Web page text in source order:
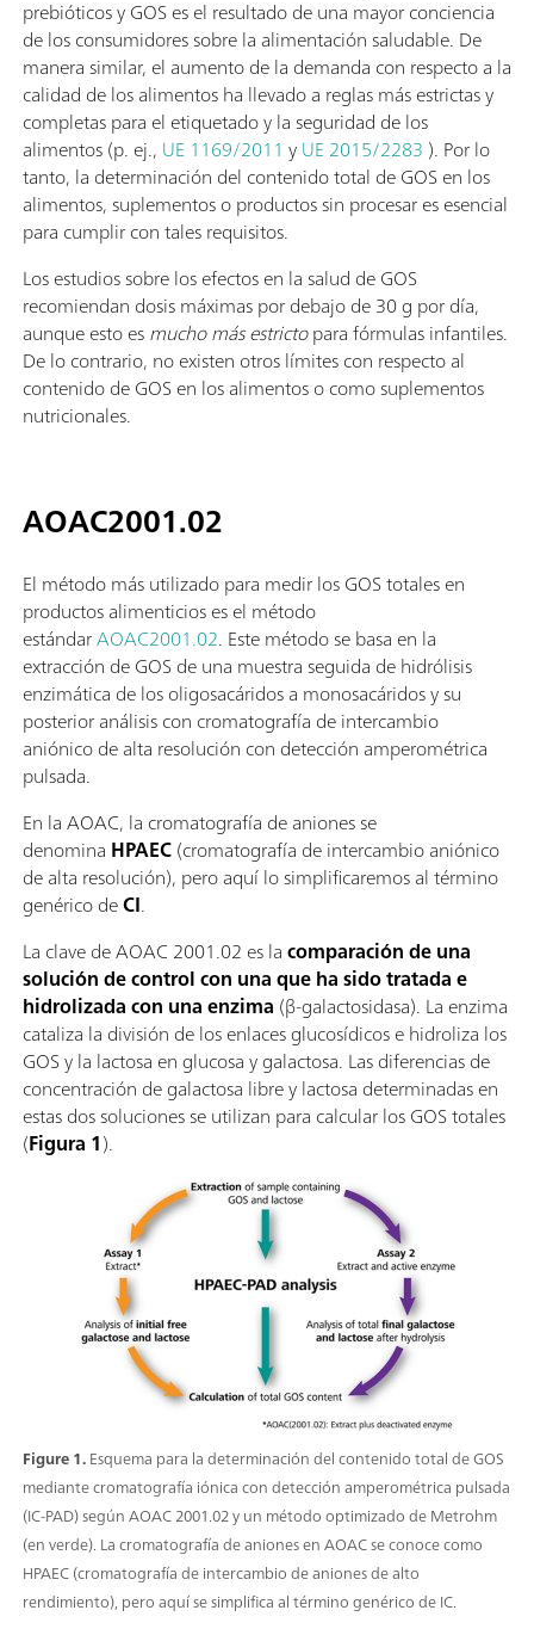
prebióticos y GOS es el resultado de una mayor conciencia
de los consumidores sobre la alimentación saludable. De
manera similar, el aumento de la demanda con respecto a la
calidad de los alimentos ha llevado a reglas más estrictas y
completas para el etiquetado y la seguridad de los
alimentos (p. ej., UE 1169/2011 yUE 2015/2283 ). Por lo
tanto, la determinación del contenido total de GOS en los
alimentos, suplementos o productos sin procesar es esencial
para cumplir con tales requisitos.
Los estudios sobre los efectos en la salud de GOS
recomiendan dosis máximas por debajo de 30 g por día,
aunque esto esmucho más estrictopara fórmulas infantiles.
De lo contrario, no existen otros límites con respecto al
contenido de GOS en los alimentos o como suplementos
nutricionales.
Figure 1.Esquema para la determinación del contenido total de GOS
mediante cromatografía iónica con detección amperométrica pulsada
(IC-PAD) según AOAC 2001.02 y un método optimizado de Metrohm
(en verde). La cromatografía de aniones en AOAC se conoce como
HPAEC (cromatografía de intercambio de aniones de alto
rendimiento), pero aquí se simplifica al término genérico de IC.
AOAC2001.02
El método más utilizado para medir los GOS totales en
productos alimenticios es el método
estándarAOAC2001.02. Este método se basa en la
extracción de GOS de una muestra seguida de hidrólisis
enzimática de los oligosacáridos a monosacáridos y su
posterior análisis con cromatografía de intercambio
aniónico de alta resolución con detección amperométrica
pulsada.
En la AOAC, la cromatografía de aniones se
denomina HPAEC(cromatografía de intercambio aniónico
de alta resolución), pero aquí lo simplificaremos al término
genérico deCI.
La clave de AOAC 2001.02 es lacomparación de una
solución de control con una que ha sido tratada e
hidrolizada con una enzima (β-galactosidasa). La enzima
cataliza la división de los enlaces glucosídicos e hidroliza los
GOS y la lactosa en glucosa y galactosa. Las diferencias de
concentración de galactosa libre y lactosa determinadas en
estas dos soluciones se utilizan para calcular los GOS totales
(Figura 1).